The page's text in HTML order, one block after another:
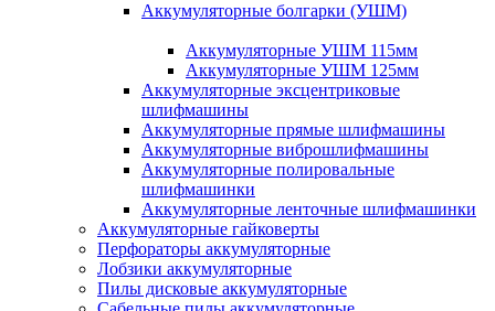
Аккумуляторные болгарки (УШМ)
Аккумуляторные УШМ 115мм
Аккумуляторные УШМ 125мм
Аккумуляторные эксцентриковые
шлифмашины
Аккумуляторные прямые шлифмашины
Аккумуляторные виброшлифмашины
Аккумуляторные полировальные
шлифмашинки
Аккумуляторные ленточные шлифмашинки
Аккумуляторные гайковерты
Перфораторы аккумуляторные
Лобзики аккумуляторные
Пилы дисковые аккумуляторные